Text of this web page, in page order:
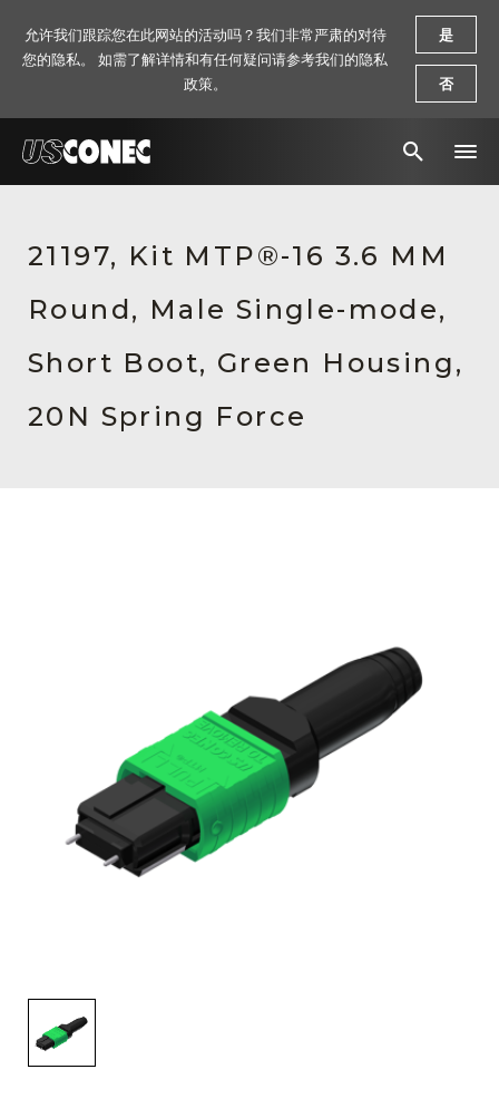
解决方案
产品
资源
关于我们
21197, Kit MTP®-16 3.6 MM
Round, Male Single-mode,
Short Boot, Green Housing,
20N Spring Force
允许我们跟踪您在此网站的活动吗？我们非常严肃的对待
您的隐私。 如需了解详情和有任何疑问请参考我们的隐私
政策。
是
否